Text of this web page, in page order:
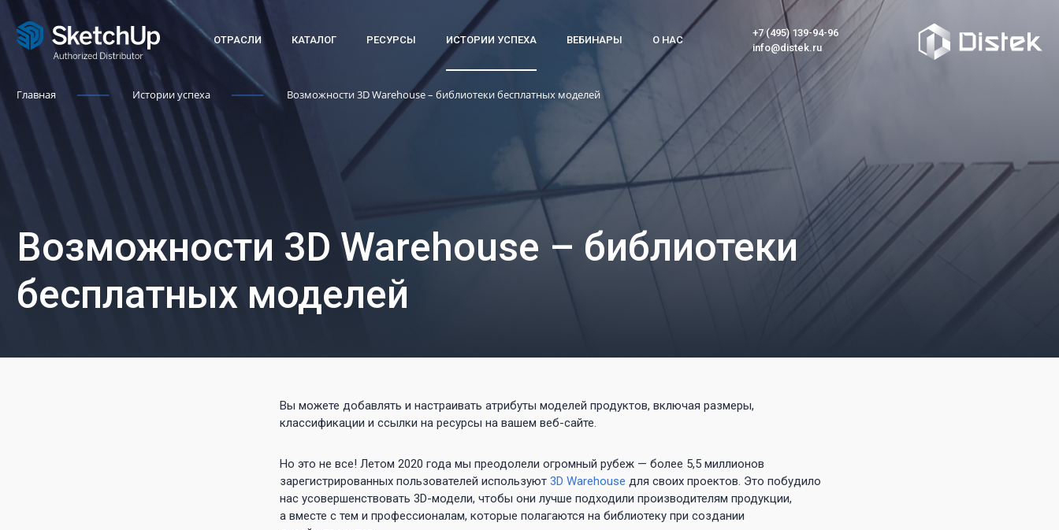
ОТРАСЛИ КАТАЛОГ РЕСУРСЫ ИСТОРИИ УСПЕХА ВЕБИНАРЫ О НАС
+7 (495) 139-94-96
info@distek.ru
Главная Истории успеха Возможности 3D Warehouse – библиотеки бесплатных моделей
Возможности 3D Warehouse – библиотеки
бесплатных моделей
Вы можете добавлять и настраивать атрибуты моделей продуктов, включая размеры,
классификации и ссылки на ресурсы на вашем веб-сайте.
Но это не все! Летом 2020 года мы преодолели огромный рубеж — более 5,5 миллионов
зарегистрированных пользователей используют 3D Warehouse для своих проектов. Это побудило
нас усовершенствовать 3D-модели, чтобы они лучше подходили производителям продукции,
а вместе с тем и профессионалам, которые полагаются на библиотеку при создании